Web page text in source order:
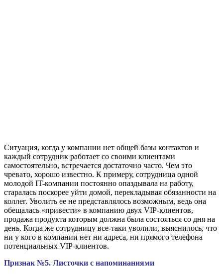
Ситуация, когда у компании нет общей базы контактов и
каждый сотрудник работает со своими клиентами
самостоятельно, встречается достаточно часто. Чем это
чревато, хорошо известно. К примеру, сотрудница одной
молодой IT-компании постоянно опаздывала на работу,
старалась поскорее уйти домой, перекладывая обязанности на
коллег. Уволить ее не представлялось возможным, ведь она
обещалась «привести» в компанию двух VIP-клиентов,
продажа продукта которым должна была состояться со дня на
день. Когда же сотрудницу все-таки уволили, выяснилось, что
ни у кого в компании нет ни адреса, ни прямого телефона
потенциальных VIP-клиентов.
Признак №5. Листочки с напоминаниями